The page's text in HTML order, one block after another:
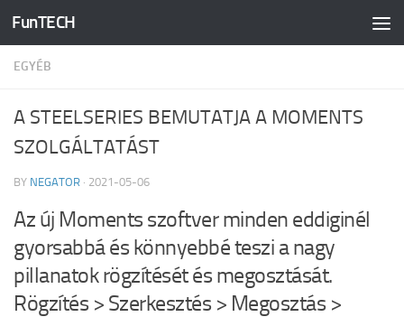
Skip to content
FunTECH
EGYÉB
A STEELSERIES BEMUTATJA A MOMENTS
SZOLGÁLTATÁST
BY NEGATOR · 2021-05-06
Az új Moments szoftver minden eddiginél
gyorsabbá és könnyebbé teszi a nagy
pillanatok rögzítését és megosztását.
Rögzítés > Szerkesztés > Megosztás >